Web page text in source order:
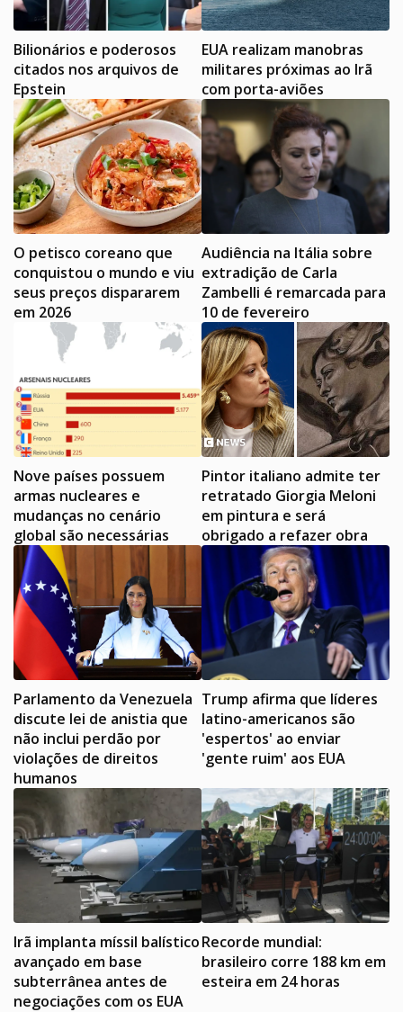
Bilionários e poderosos
citados nos arquivos de
Epstein
EUA realizam manobras
militares próximas ao Irã
com porta-aviões
O petisco coreano que
conquistou o mundo e viu
seus preços dispararem
em 2026
Audiência na Itália sobre
extradição de Carla
Zambelli é remarcada para
10 de fevereiro
Nove países possuem
armas nucleares e
mudanças no cenário
global são necessárias
Pintor italiano admite ter
retratado Giorgia Meloni
em pintura e será
obrigado a refazer obra
Parlamento da Venezuela
discute lei de anistia que
não inclui perdão por
violações de direitos
humanos
Trump afirma que líderes
latino-americanos são
'espertos' ao enviar
'gente ruim' aos EUA
Irã implanta míssil balístico
avançado em base
subterrânea antes de
negociações com os EUA
Recorde mundial:
brasileiro corre 188 km em
esteira em 24 horas